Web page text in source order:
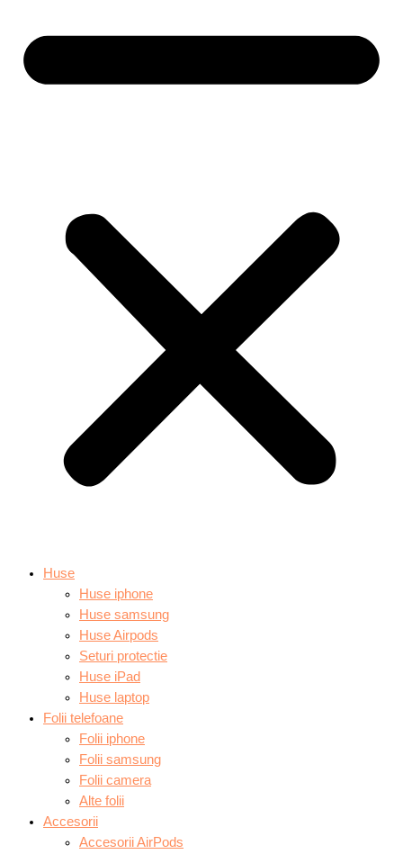
Huse
Huse iphone
Huse samsung
Huse Airpods
Seturi protectie
Huse iPad
Huse laptop
Folii telefoane
Folii iphone
Folii samsung
Folii camera
Alte folii
Accesorii
Accesorii AirPods